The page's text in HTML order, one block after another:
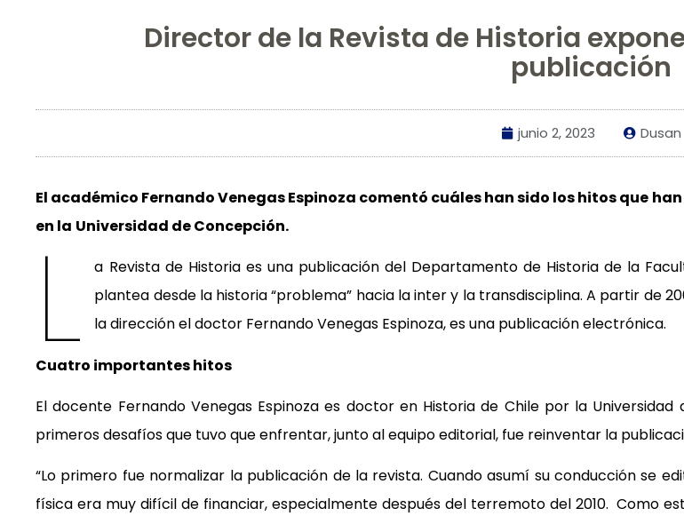
Director de la Revista de Historia
publicación
junio 2, 2023 Dusan
El académico Fernando Venegas Espinoza comentó cuáles han sido los hitos que
en la Universidad de Concepción.
L
a Revista de Historia es una publicación del Departamento de Historia de la
plantea desde la historia “problema” hacia la inter y la transdisciplina. A partir de
la dirección el doctor Fernando Venegas Espinoza, es una publicación electrónica.
Cuatro importantes hitos
El docente Fernando Venegas Espinoza es doctor en Historia de Chile por la
primeros desafíos que tuvo que enfrentar, junto al equipo editorial, fue reinventar la
“Lo primero fue normalizar la publicación de la revista. Cuando asumí su conducción se
física era muy difícil de financiar, especialmente después del terremoto del 2010. Como